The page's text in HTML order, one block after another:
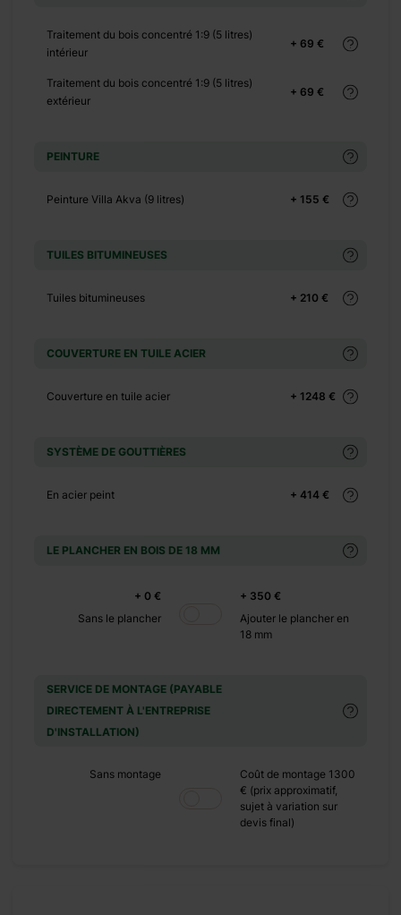
+ 69 €
Traitement du bois concentré 1:9 (5 litres)
intérieur
+ 69 €
Traitement du bois concentré 1:9 (5 litres)
extérieur
PEINTURE
+ 155 €
Peinture Villa Akva (9 litres)
TUILES BITUMINEUSES
+ 210 €
Tuiles bitumineuses
COUVERTURE EN TUILE ACIER
+ 1248 €
Couverture en tuile acier
SYSTÈME DE GOUTTIÈRES
+ 414 €
En acier peint
LE PLANCHER EN BOIS DE 18 MM
+ 0 €
Sans le plancher
+ 350 €
Ajouter le plancher en
18 mm
SERVICE DE MONTAGE (PAYABLE
DIRECTEMENT À L'ENTREPRISE
D'INSTALLATION)
Sans montage
Coût de montage 1300
€ (prix approximatif,
sujet à variation sur
devis final)
+ 0 €
+ 70 €
+ 0 €
+ 0 €
+ 0 €
+ 500 €
+ 0 €
+ 449 €
+ 0 €
+ 0 €
+ 0 €
+ 600 €
+ 0 €